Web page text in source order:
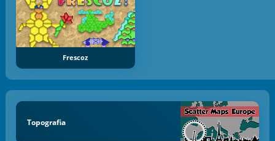
Frescoz
Topografia